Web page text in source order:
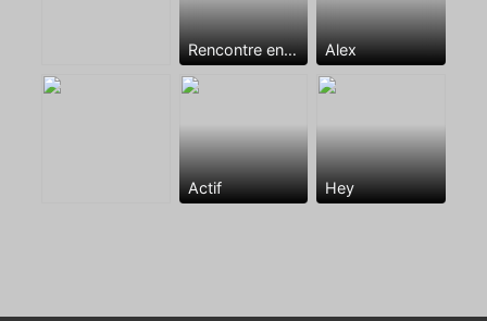
Rencontre entre mecs Alex
Actif Hey